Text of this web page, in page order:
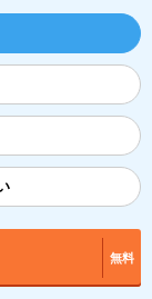
無料